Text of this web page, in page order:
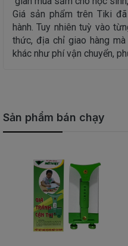
Giá sản phẩm trên Tiki
hành. Tuy nhiên tuỳ vào
thức, địa chỉ giao hàng
khác như phí vận chuyển,
Sản phẩm bán chạy